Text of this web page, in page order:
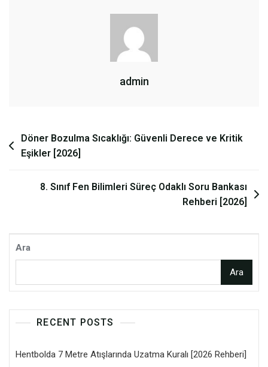
admin
Yazı
gezinmesi
Döner Bozulma Sıcaklığı: Güvenli Derece ve Kritik
Eşikler [2026]
8. Sınıf Fen Bilimleri Süreç Odaklı Soru Bankası
Rehberi [2026]
Ara
Ara
RECENT POSTS
Hentbolda 7 Metre Atışlarında Uzatma Kuralı [2026 Rehberi]